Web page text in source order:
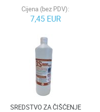
Cijena (bez PDV):
7,45 EUR
SREDSTVO ZA ČIŠĆENJE